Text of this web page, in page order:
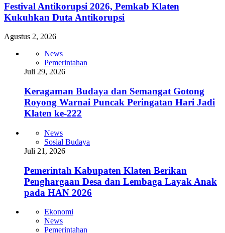
Festival Antikorupsi 2026, Pemkab Klaten
Kukuhkan Duta Antikorupsi
Agustus 2, 2026
News
Pemerintahan
Juli 29, 2026
Keragaman Budaya dan Semangat Gotong
Royong Warnai Puncak Peringatan Hari Jadi
Klaten ke-222
News
Sosial Budaya
Juli 21, 2026
Pemerintah Kabupaten Klaten Berikan
Penghargaan Desa dan Lembaga Layak Anak
pada HAN 2026
Ekonomi
News
Pemerintahan